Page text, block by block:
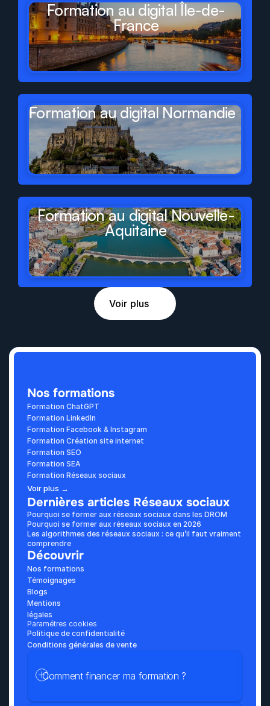
Formation au digital Île-de-
France
Formation au digital Normandie
Formation au digital Nouvelle-
Aquitaine
Voir plus
Nos formations
Formation ChatGPT
Formation LinkedIn
Formation Facebook & Instagram
Formation Création site internet
Formation SEO
Formation SEA
Formation Réseaux sociaux
Voir plus →
Dernières articles Réseaux sociaux
Pourquoi se former aux réseaux sociaux dans les DROM
Pourquoi se former aux réseaux sociaux en 2026
Les algorithmes des réseaux sociaux : ce qu’il faut vraiment
comprendre
Découvrir
Nos formations
Témoignages
Blogs
Mentions
légales
Paramétres cookies
Politique de confidentialité
Conditions générales de vente
Comment financer ma formation ?